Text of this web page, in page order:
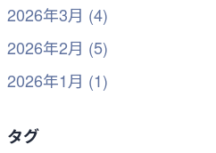
2026年3月 (4)
2026年2月 (5)
2026年1月 (1)
タグ